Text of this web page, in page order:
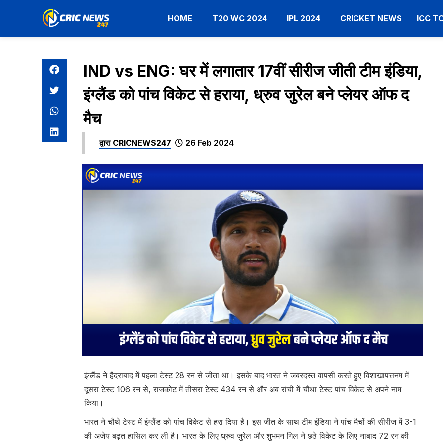
HOME T20 WC 2024 IPL 2024 CRICKET NEWS ICC
IND vs ENG: घर में लगातार 17वीं सीरीज जीती टीम इंडिया,
इंग्लैंड को पांच विकेट से हराया, ध्रुव जुरेल बने प्लेयर ऑफ द
मैच
द्वारा CRICNEWS247 26 Feb 2024
इंग्लैंड ने हैदराबाद में पहला टेस्ट 28 रन से जीता था। इसके बाद भारत ने जबरदस्त वापसी करते हुए विशाखापत्तनम में
दूसरा टेस्ट 106 रन से, राजकोट में तीसरा टेस्ट 434 रन से और अब रांची में चौथा टेस्ट पांच विकेट से अपने नाम
किया।
भारत ने चौथे टेस्ट में इंग्लैंड को पांच विकेट से हरा दिया है। इस जीत के साथ टीम इंडिया ने पांच मैचों की सीरीज में 3-1
की अजेय बढ़त हासिल कर ली है। भारत के लिए ध्रुव जुरेल और शुभमन गिल ने छठे विकेट के लिए नाबाद 72 रन की